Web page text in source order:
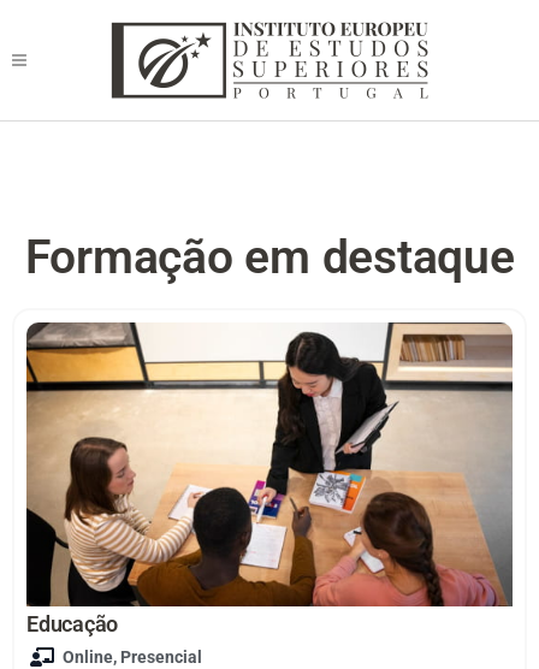
Formação em destaque
Educação
Online, Presencial